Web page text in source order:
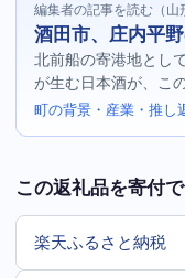
編集者の記事を読む（山
酒田市、庄内平
北前船の寄港地とし
が生む日本酒が、こ
町の背景・産業・推
この返礼品を寄付
楽天ふるさと納税